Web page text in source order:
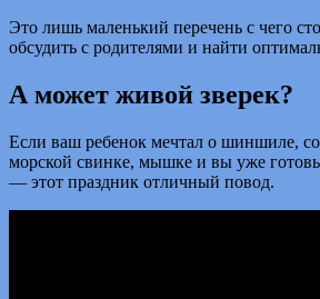
Это лишь маленький перечень с чего
обсудить с родителями и найти
А может живой зверек?
Если ваш ребенок мечтал о шиншиле,
морской свинке, мышке и вы уже
— этот праздник отличный повод.